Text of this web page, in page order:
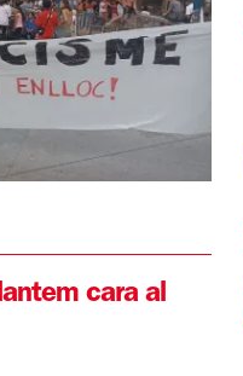
cara al